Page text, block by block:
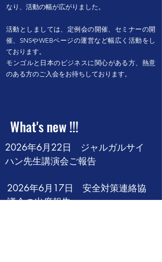
なり、活動の幅が広がりました。
活動としましては、定例会の開催、セミナーの開
催、SNSやWEBページの運営など幅広く活動をし
ております。
​モンゴルと日本のビジネスに関心がある方、熱意
のある方のご入会をお待ちしております。
What's new !!!
2026年6月22日　ジャルガルサイ
ハン先生講演会ご報告
2026年6月17日　安全対策連絡協
議会の出席報告